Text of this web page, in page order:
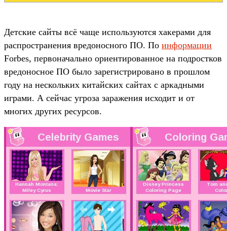
Детские сайты всё чаще используются хакерами для
распространения вредоносного ПО. По информации
Forbes, первоначально ориентированное на подростков
вредоносное ПО было зарегистрировано в прошлом
году на нескольких китайских сайтах с аркадными
играми. А сейчас угроза заражения исходит и от
многих других ресурсов.